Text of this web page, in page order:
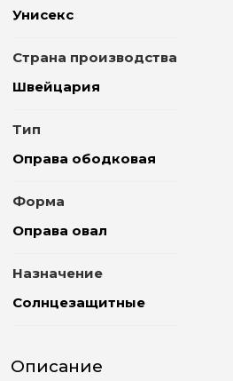
Унисекс
Страна производства
Швейцария
Тип
Оправа ободковая
Форма
Оправа овал
Назначение
Солнцезащитные
Описание